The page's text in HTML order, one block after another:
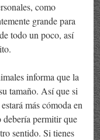
como
grande para
todo un poco, así
informa que la
tamaño. Así que si
más cómoda en
debería permitir que
sentido. Si tienes